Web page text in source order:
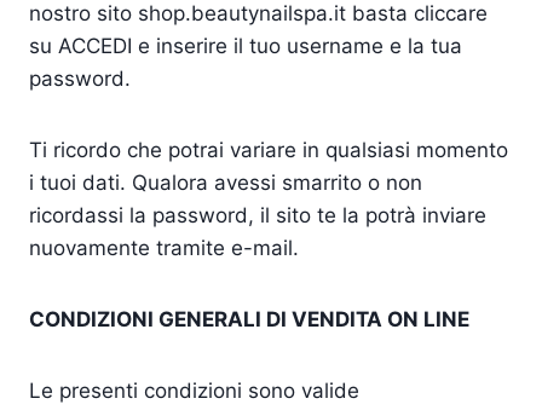
nostro sito shop.beautynailspa.it basta cliccare
su ACCEDI e inserire il tuo username e la tua
password.
Ti ricordo che potrai variare in qualsiasi momento
i tuoi dati. Qualora avessi smarrito o non
ricordassi la password, il sito te la potrà inviare
nuovamente tramite e-mail.
CONDIZIONI GENERALI DI VENDITA ON LINE
Le presenti condizioni sono valide